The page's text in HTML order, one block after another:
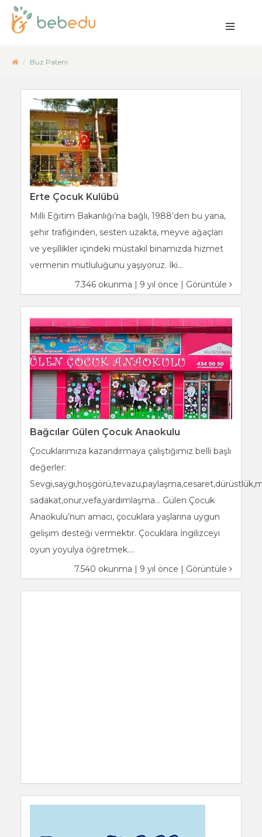
Buz Pateni
Erte Çocuk Kulübü
Milli Eğitim Bakanlığı’na bağlı, 1988’den bu yana,
şehir trafiğinden, sesten uzakta, meyve ağaçları
ve yeşillikler içindeki müstakil binamızda hizmet
vermenin mutluluğunu yaşıyoruz. İki...
7.346 okunma | 9 yıl önce | Görüntüle
Bağcılar Gülen Çocuk Anaokulu
Çocuklarımıza kazandırmaya çalıştığımız belli başlı
değerler:
sadakat,onur,vefa,yardımlaşma… Gülen Çocuk
Anaokulu’nun amacı, çocuklara yaşlarına uygun
gelişim desteği vermektir. Çocuklara İngilizceyi
oyun yoyulya öğretmek....
7.540 okunma | 9 yıl önce | Görüntüle